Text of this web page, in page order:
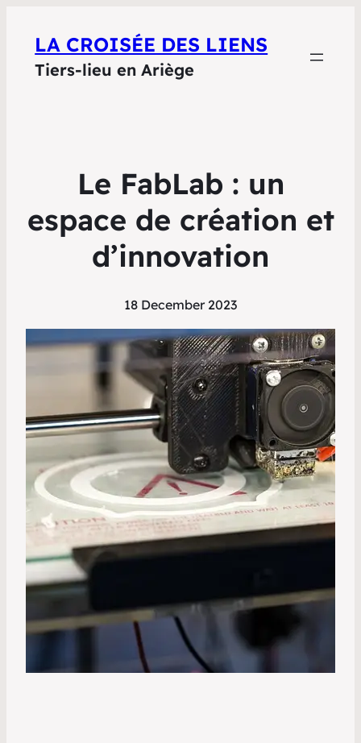
LA CROISÉE DES LIENS
Tiers-lieu en Ariège
Le FabLab : un
espace de création et
d’innovation
18 December 2023